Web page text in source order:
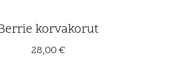
korvakorut
28,00€